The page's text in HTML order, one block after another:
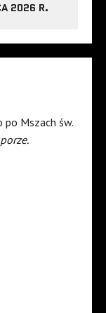
2026 R.
po Mszach św.